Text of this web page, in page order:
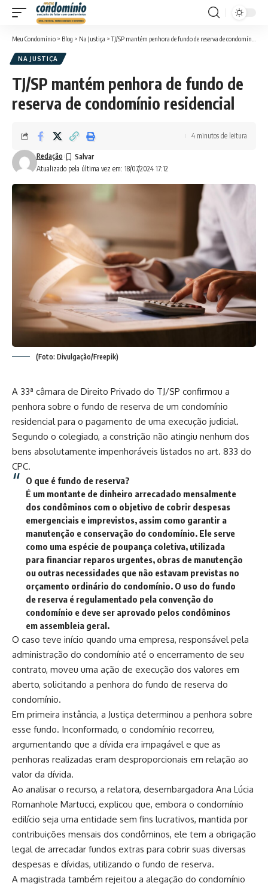
Meu Condomínio > Blog > Na Justiça >TJ/SP mantém penhora de fundo de reserva de condomínio residencial
NA JUSTIÇA
TJ/SP mantém penhora de fundo de
reserva de condomínio residencial
Atualizado pela última vez em: 18/07/2024 17:12
Redação
4 minutos de leitura
(Foto: Divulgação/Freepik)
A 33ª câmara de Direito Privado do TJ/SP confirmou a
penhora sobre o fundo de reserva de um condomínio
residencial para o pagamento de uma execução judicial.
Segundo o colegiado, a constrição não atingiu nenhum dos
bens absolutamente impenhoráveis listados no art. 833 do
CPC.
O que é fundo de reserva?
É um montante de dinheiro arrecadado mensalmente
dos condôminos com o objetivo de cobrir despesas
emergenciais e imprevistos, assim como garantir a
manutenção e conservação do condomínio. Ele serve
como uma espécie de poupança coletiva, utilizada
para financiar reparos urgentes, obras de manutenção
ou outras necessidades que não estavam previstas no
orçamento ordinário do condomínio. O uso do fundo
de reserva é regulamentado pela convenção do
condomínio e deve ser aprovado pelos condôminos
em assembleia geral.
O caso teve início quando uma empresa, responsável pela
administração do condomínio até o encerramento de seu
contrato, moveu uma ação de execução dos valores em
aberto, solicitando a penhora do fundo de reserva do
condomínio.
Em primeira instância, a Justiça determinou a penhora sobre
esse fundo. Inconformado, o condomínio recorreu,
argumentando que a dívida era impagável e que as
penhoras realizadas eram desproporcionais em relação ao
valor da dívida.
Ao analisar o recurso, a relatora, desembargadora Ana Lúcia
Romanhole Martucci, explicou que, embora o condomínio
edilício seja uma entidade sem fins lucrativos, mantida por
contribuições mensais dos condôminos, ele tem a obrigação
legal de arrecadar fundos extras para cobrir suas diversas
despesas e dívidas, utilizando o fundo de reserva.
A magistrada também rejeitou a alegação do condomínio